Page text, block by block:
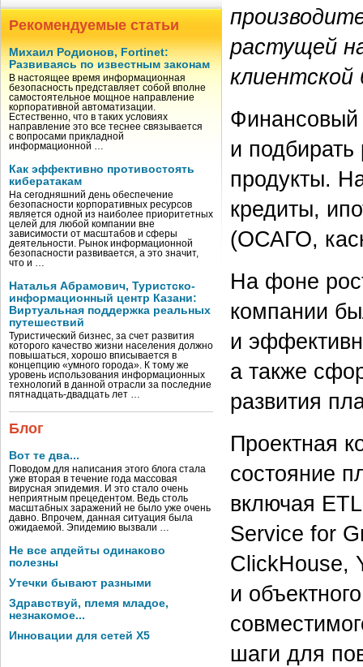
Рекомендуемые статьи
Михаил Родионов, Fortinet:
Развиваясь по известным законам
В настоящее время информационная
безопасность представляет собой вполне
самостоятельное мощное направление
корпоративной автоматизации.
Естественно, что в таких условиях
направление это все теснее связывается
с вопросами прикладной
информационной …
Как эффективно противостоять
кибератакам
На сегодняшний день обеспечение
безопасности корпоративных ресурсов
является одной из наиболее приоритетных
целей для любой компании вне
зависимости от масштабов и сферы
деятельности. Рынок информационной
безопасности развивается, а это значит,
что и …
Наталья Абрамович, Туристско-
информационный центр Казани:
Виртуальная поддержка реальных
путешествий
Туристический бизнес, за счет развития
которого качество жизни населения должно
повышаться, хорошо вписывается в
концепцию «умного города». К тому же
уровень использования информационных
технологий в данной отрасли за последние
пятнадцать-двадцать лет …
Блог
Вот те два...
Поводом для написания этого блога стала
уже вторая в течение года массовая
вирусная эпидемия. И это стало очень
неприятным прецедентом. Ведь столь
масштабных заражений не было уже очень
давно. Впрочем, данная ситуация была
ожидаемой. Эпидемию вызвали …
Не все апдейты одинаково
полезны
Утечки бывают разными
Здравствуй, племя младое,
незнакомое...
Инновации для сетей X5
растущей
клиентской
Финансовый
и
продукты.
кредиты,
(ОСАГО,
На фоне
компании
и
а также
развития
Проектная
состояние
включая
Service for
ClickHouse,
и
шаги для